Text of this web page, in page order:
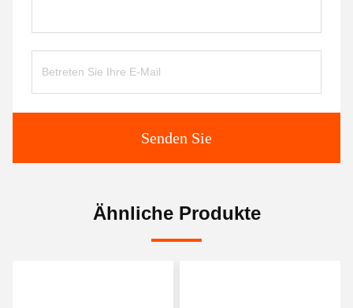
Senden Sie
Ähnliche Produkte